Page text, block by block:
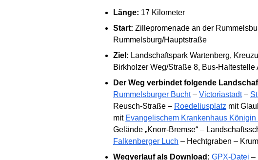
Länge: 17 Kilometer
Start: Zillepromenade an der
Rummelsburg/Hauptstraße
Ziel: Landschaftspark Wartenberg,
Birkholzer Weg/Straße 8, Bus-
Der Weg verbindet folgende
Rummelsburger Bucht– Victoriastadt–
Reusch-Straße – Roedeliusplatz mit
mit Evangelischem Krankenhaus
Gelände „Knorr-Bremse“ –
Falkenberger Luch – Hechtgraben –
Wegverlauf als Download: GPX-Datei –